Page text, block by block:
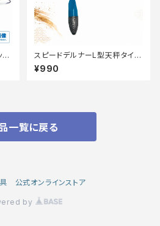
ク
スピードデルナーL型天秤タイプ
03 25【篭定】
¥990
一覧に戻る
公式オンラインストア
by